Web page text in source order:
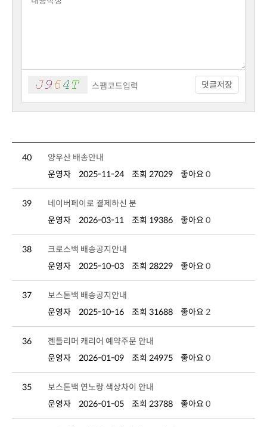
덧글저장
40
양우산 배송안내
운영자
2025-11-24 조회 27029 좋아요 0
39
네이버페이로 결제하신 분
운영자
2026-03-11 조회 19386 좋아요 0
38
크로스백 배송공지안내
운영자
2025-10-03 조회 28229 좋아요 0
37
보스톤백 배송공지안내
운영자
2025-10-16 조회 31688 좋아요 2
36
젠틀리머 캐리어 예약주문 안내
운영자
2026-01-09 조회 24975 좋아요 0
35
보스톤백 연노랑 색상차이 안내
운영자
2026-01-05 조회 23788 좋아요 0